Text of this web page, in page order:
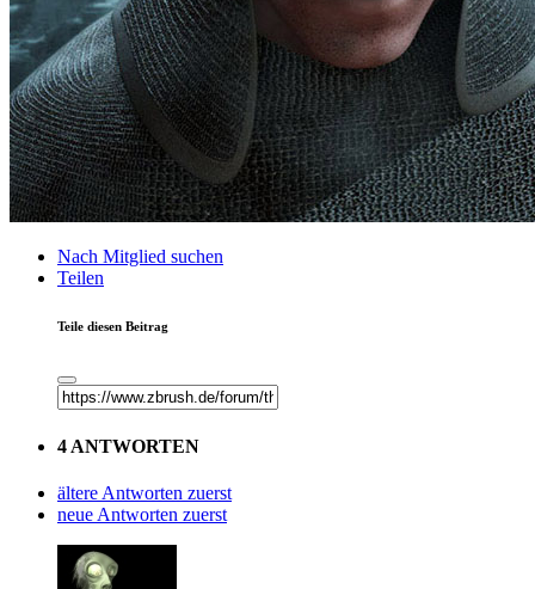
Nach Mitglied suchen
Teilen
Teile diesen Beitrag
4 ANTWORTEN
ältere Antworten zuerst
neue Antworten zuerst